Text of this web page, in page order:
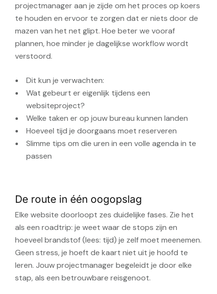
projectmanager aan je zijde om het proces op koers
te houden en ervoor te zorgen dat er niets door de
mazen van het net glipt. Hoe beter we vooraf
plannen, hoe minder je dagelijkse workflow wordt
verstoord.
Dit kun je verwachten:
Wat gebeurt er eigenlijk tijdens een
websiteproject?
Welke taken er op jouw bureau kunnen landen
Hoeveel tijd je doorgaans moet reserveren
Slimme tips om die uren in een volle agenda in te
passen
De route in één oogopslag
Elke website doorloopt zes duidelijke fases. Zie het
als een roadtrip: je weet waar de stops zijn en
hoeveel brandstof (lees: tijd) je zelf moet meenemen.
Geen stress, je hoeft de kaart niet uit je hoofd te
leren. Jouw projectmanager begeleidt je door elke
stap, als een betrouwbare reisgenoot.